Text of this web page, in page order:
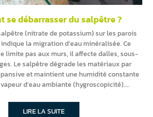
se débarrasser du salpêtre ?
(nitrate de potassium) sur les parois
la migration d’eau minéralisée. Ce
limite pas aux murs, il affecte dalles, sous-
Le salpêtre dégrade les matériaux par
et maintient une humidité constante
d’eau ambiante (hygroscopicité).
LIRE LA SUITE